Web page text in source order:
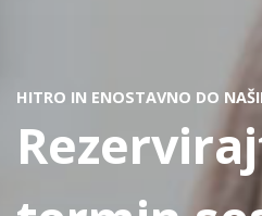
HITRO IN ENOSTAVNO DO